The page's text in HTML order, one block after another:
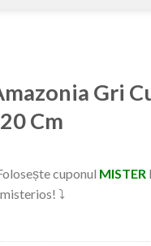
Gri
Cm
cuponul MISTER
misterios! ⤵